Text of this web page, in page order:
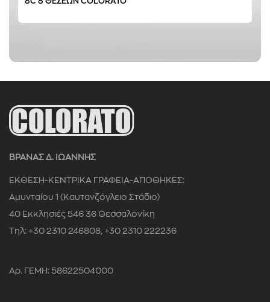
ΒΡΑΝΑΣ Δ. ΙΩΑΝΝΗΣ
ΕΚΘΕΣΗ-ΚΕΝΤΡΙΚΑ ΓΡΑΦΕΙΑ-ΑΠΟΘΗΚΕΣ:
Αμυνταίου 1 (Καυτανζόγλειο Στάδιο)
40 Εκκλησιές 546 36 Θεσσαλονίκη
Τηλ: +30 2310 246808, +30 2310 222236
Αρ. ΓΕΜΗ: 58622504000